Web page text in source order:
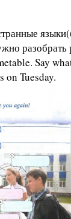
разобрать
Say
on Tuesday.